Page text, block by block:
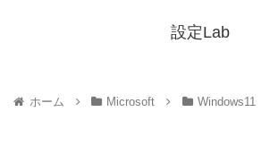
設定Lab
ホーム Microsoft Windows11